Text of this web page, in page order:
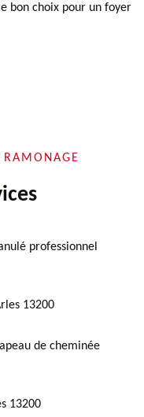
bon choix pour un foyer
RAMONAGE
professionnel
13200
de cheminée
13200